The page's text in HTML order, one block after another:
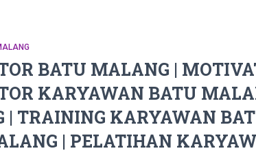
BATU MALANG |
KARYAWAN BATU
| TRAINING KARYAWAN
| PELATIHAN